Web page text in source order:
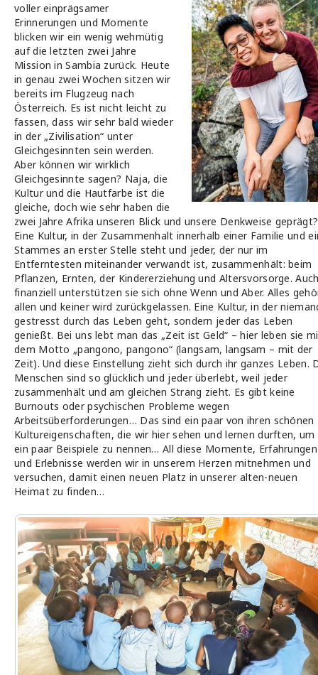
voller einprägsamer
Erinnerungen und Momente
blicken wir ein wenig wehmütig
auf die letzten zwei Jahre
Mission in Sambia zurück. Heute
in genau zwei Wochen sitzen wir
bereits im Flugzeug nach
Österreich. Es ist nicht leicht zu
fassen, dass wir sehr bald wieder
in der „Zivilisation“ unter
Gleichgesinnten sein werden.
Aber können wir wirklich
Gleichgesinnte sagen? Naja, die
Kultur und die Hautfarbe ist die
gleiche, doch wie sehr haben die
zwei Jahre Afrika unseren Blick und unsere Denkweise geprägt?
Eine Kultur, in der Zusammenhalt innerhalb einer Familie und
Stammes an erster Stelle steht und jeder, der nur im
Entferntesten miteinander verwandt ist, zusammenhält: beim
Pflanzen, Ernten, der Kindererziehung und Altersvorsorge.
finanziell unterstützen sie sich ohne Wenn und Aber. Alles
allen und keiner wird zurückgelassen. Eine Kultur, in der
gestresst durch das Leben geht, sondern jeder das Leben
genießt. Bei uns lebt man das „Zeit ist Geld“ – hier leben sie
dem Motto „pangono, pangono“ (langsam, langsam – mit der
Zeit). Und diese Einstellung zieht sich durch ihr ganzes Leben.
Menschen sind so glücklich und jeder überlebt, weil jeder
zusammenhält und am gleichen Strang zieht. Es gibt keine
Burnouts oder psychischen Probleme wegen
Arbeitsüberforderungen… Das sind ein paar von ihren schönen
Kultureigenschaften, die wir hier sehen und lernen durften, um
ein paar Beispiele zu nennen… All diese Momente, Erfahrungen
und Erlebnisse werden wir in unserem Herzen mitnehmen und
versuchen, damit einen neuen Platz in unserer alten-neuen
Heimat zu finden…